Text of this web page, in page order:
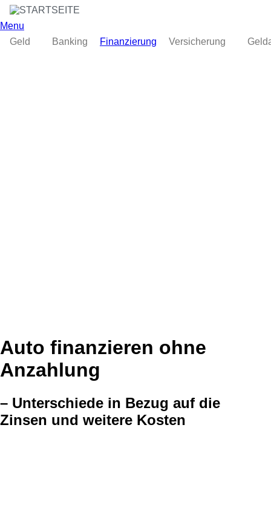
Menu
Geld
Banking Finanzierung Versicherung
Auto finanzieren ohne
Anzahlung
– Unterschiede in Bezug auf die
Zinsen und weitere Kosten